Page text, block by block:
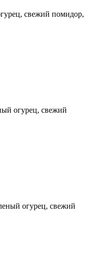
свежий помидор,
огурец, свежий
огурец, свежий